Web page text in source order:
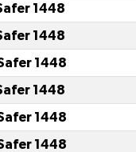
1448
1448
1448
1448
1448
1448